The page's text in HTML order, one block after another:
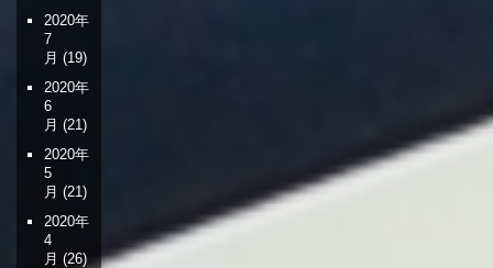
2020年
7
月 (19)
2020年
6
月 (21)
2020年
5
月 (21)
2020年
4
月 (26)